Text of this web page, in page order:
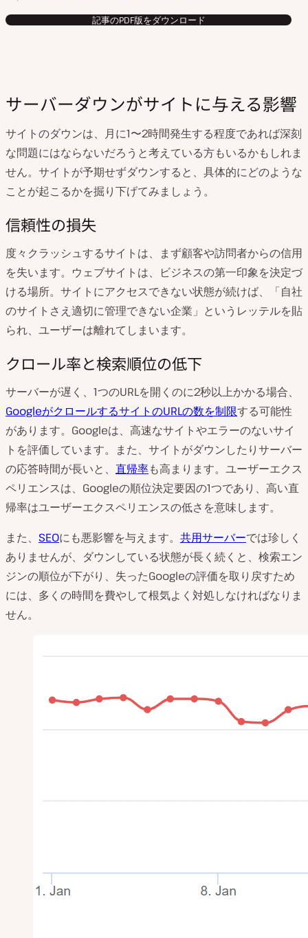
記事のPDF版をダウンロード
サーバーダウンがサイトに与える影響
サイトのダウンは、月に1〜2時間発生する程度であれば深刻
な問題にはならないだろうと考えている方もいるかもしれま
せん。サイトが予期せずダウンすると、具体的にどのような
ことが起こるかを掘り下げてみましょう。
信頼性の損失
度々クラッシュするサイトは、まず顧客や訪問者からの信用
を失います。ウェブサイトは、ビジネスの第一印象を決定づ
ける場所。サイトにアクセスできない状態が続けば、「自社
のサイトさえ適切に管理できない企業」というレッテルを貼
られ、ユーザーは離れてしまいます。
クロール率と検索順位の低下
サーバーが遅く、1つのURLを開くのに2秒以上かかる場合、
GoogleがクロールするサイトのURLの数を制限する可能性
があります。Googleは、高速なサイトやエラーのないサイ
トを評価しています。また、サイトがダウンしたりサーバー
の応答時間が長いと、 直帰率も高まります。ユーザーエクス
ペリエンスは、Googleの順位決定要因の1つであり、高い直
帰率はユーザーエクスペリエンスの低さを意味します。
また、 SEOにも悪影響を与えます。 共用サーバーでは珍しく
ありませんが、ダウンしている状態が長く続くと、検索エン
ジンの順位が下がり、失ったGoogleの評価を取り戻すため
には、多くの時間を費やして根気よく対処しなければなりま
せん。